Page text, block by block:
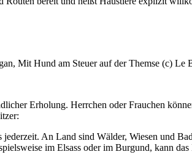
Mit Hund am Steuer auf der Themse (c) Le
Erholung. Herrchen oder Frauchen
An Land sind Wälder, Wiesen und
im Elsass oder im Burgund, kann